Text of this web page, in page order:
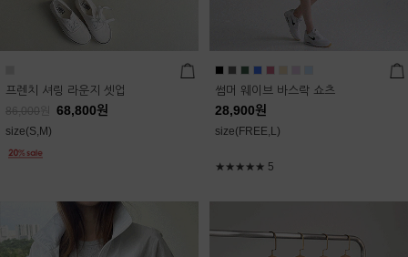
프렌치 셔링 라운지 셋업
86,000 68,800원
size(S,M)
썸머 웨이브 바스락 쇼츠
28,900원
size(FREE,L)
★★★★★ 5